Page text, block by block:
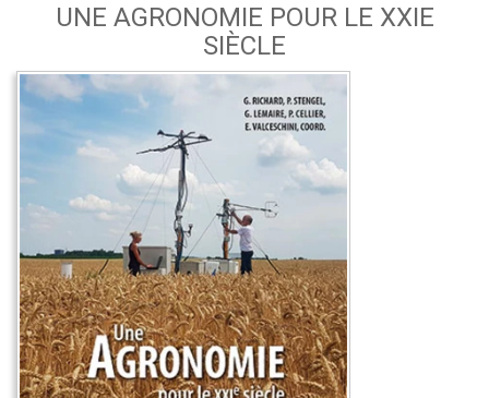
UNE AGRONOMIE POUR LE XXIE
SIÈCLE